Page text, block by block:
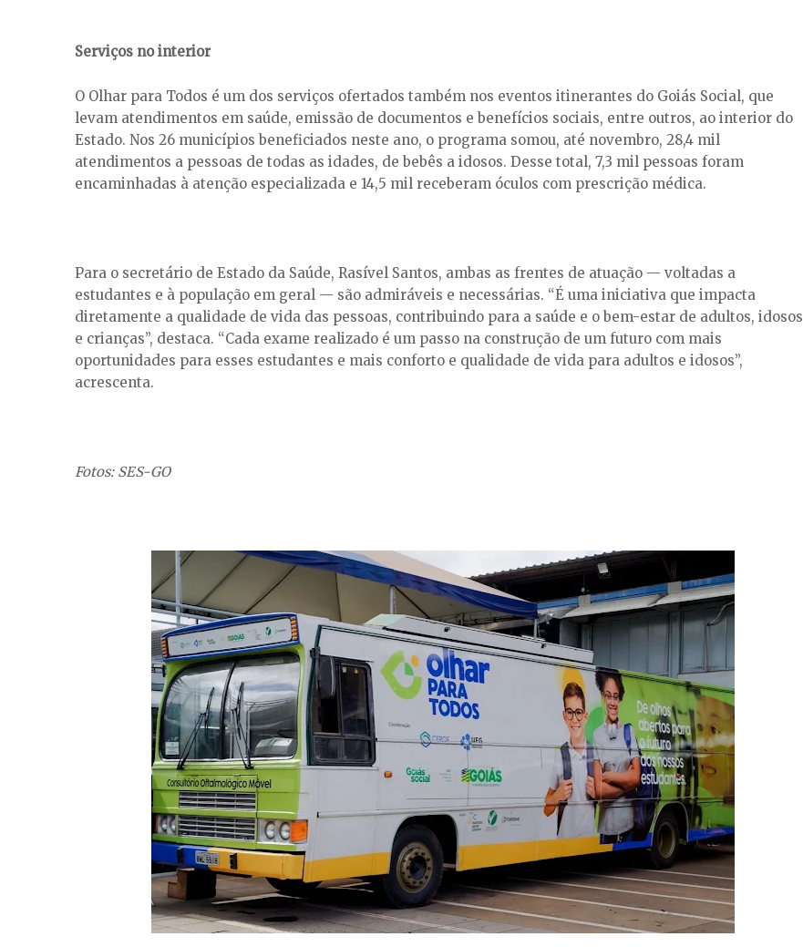
Serviços no interior
O Olhar para Todos é um dos serviços ofertados também nos eventos itinerantes do Goiás Social, que
levam atendimentos em saúde, emissão de documentos e benefícios sociais, entre outros, ao interior do
Estado. Nos 26 municípios beneficiados neste ano, o programa somou, até novembro, 28,4 mil
atendimentos a pessoas de todas as idades, de bebês a idosos. Desse total, 7,3 mil pessoas foram
encaminhadas à atenção especializada e 14,5 mil receberam óculos com prescrição médica.
Para o secretário de Estado da Saúde, Rasível Santos, ambas as frentes de atuação — voltadas a
estudantes e à população em geral — são admiráveis e necessárias. “É uma iniciativa que impacta
diretamente a qualidade de vida das pessoas, contribuindo para a saúde e o bem-estar de adultos, idosos
e crianças”, destaca. “Cada exame realizado é um passo na construção de um futuro com mais
oportunidades para esses estudantes e mais conforto e qualidade de vida para adultos e idosos”,
acrescenta.
Fotos: SES-GO